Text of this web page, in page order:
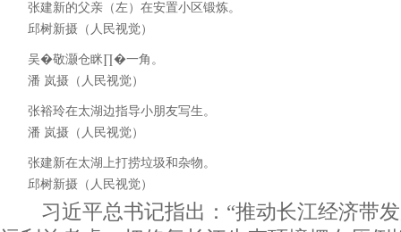
张建新的父亲（左）在安置小区锻炼。
邱树新摄（人民视觉）
吴�敬灏仓眯∏�一角。
潘 岚摄（人民视觉）
张裕玲在太湖边指导小朋友写生。
潘 岚摄（人民视觉）
张建新在太湖上打捞垃圾和杂物。
邱树新摄（人民视觉）
习近平总书记指出：“推动长江经济带发